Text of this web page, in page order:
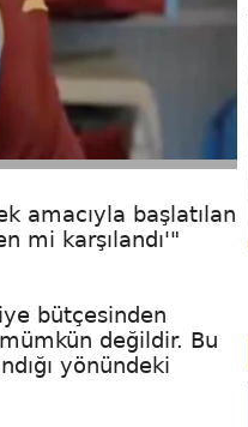
amacıyla başlatılan
mi karşılandı'"
bütçesinden
değildir. Bu
yönündeki